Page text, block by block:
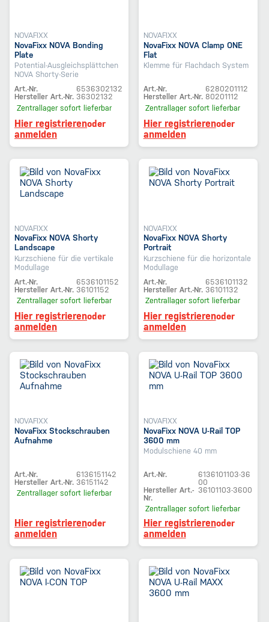
NOVAFIXX
NovaFixx NOVA Bonding
Plate
Potential-Ausgleichsplättchen
NOVA Shorty-Serie
Art.-Nr.
6536302132
Hersteller Art.-Nr. 36302132
Zentrallager sofort lieferbar
Hier registrierenoder
anmelden
NOVAFIXX
NovaFixx NOVA Clamp ONE
Flat
Klemme für Flachdach System
Art.-Nr.
6280201112
Hersteller Art.-Nr. 80201112
Zentrallager sofort lieferbar
Hier registrierenoder
anmelden
NOVAFIXX
NovaFixx NOVA Shorty
Landscape
Kurzschiene für die vertikale
Modullage
Art.-Nr.
6536101152
Hersteller Art.-Nr. 36101152
Zentrallager sofort lieferbar
Hier registrierenoder
anmelden
NOVAFIXX
NovaFixx NOVA Shorty
Portrait
Kurzschiene für die horizontale
Modullage
Art.-Nr.
6536101132
Hersteller Art.-Nr. 36101132
Zentrallager sofort lieferbar
Hier registrierenoder
anmelden
NOVAFIXX
NovaFixx Stockschrauben
Aufnahme
Art.-Nr.
6136151142
Hersteller Art.-Nr. 36151142
Zentrallager sofort lieferbar
Hier registrierenoder
anmelden
NOVAFIXX
NovaFixx NOVA U-Rail TOP
3600 mm
Modulschiene 40 mm
Art.-Nr.
6136101103-36
00
Hersteller Art.-
Nr.
36101103-3600
Zentrallager sofort lieferbar
Hier registrierenoder
anmelden